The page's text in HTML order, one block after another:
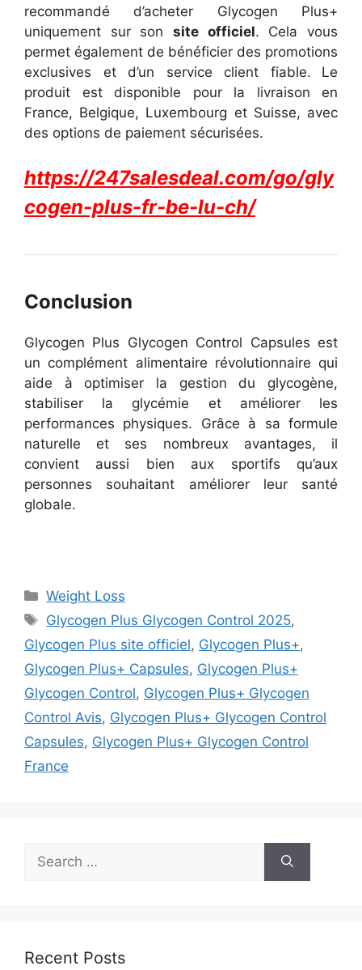
recommandé d’acheter Glycogen Plus+
uniquement sur son site officiel. Cela vous
permet également de bénéficier des promotions
exclusives et d’un service client fiable.
Le
produit est disponible pour la livraison en
France, Belgique, Luxembourg et Suisse, avec
des options de paiement sécurisées.
https://247salesdeal.com/go/gly
cogen-plus-fr-be-lu-ch/
Conclusion
Glycogen Plus Glycogen Control Capsules est
un complément alimentaire révolutionnaire qui
aide à optimiser la gestion du glycogène,
stabiliser la glycémie et améliorer les
performances physiques. Grâce à sa formule
naturelle et ses nombreux avantages, il
convient aussi bien aux sportifs qu’aux
personnes souhaitant améliorer leur santé
globale.
Categories
Weight Loss
Tags
Glycogen Plus Glycogen Control 2025,
Glycogen Plus site officiel, Glycogen Plus+,
Glycogen Plus+ Capsules, Glycogen Plus+
Glycogen Control, Glycogen Plus+ Glycogen
Control Avis, Glycogen Plus+ Glycogen Control
Capsules, Glycogen Plus+ Glycogen Control
France
for:
Recent Posts